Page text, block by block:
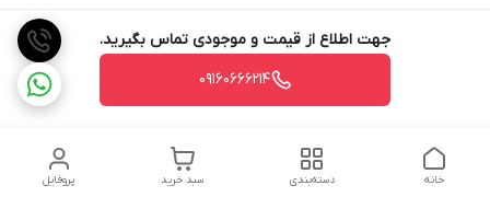
جهت اطلاع از قیمت و موجودی تماس بگیرید.
09160666214
پروفایل سبد خرید دسته‌بندی خانه